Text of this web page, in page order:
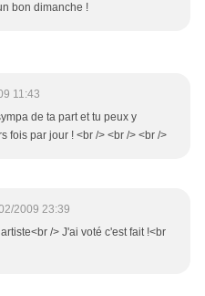
bon dimanche !
11:43
de ta part et tu peux y
fois par jour ! <br /> <br /> <br />
2009 23:39
/> J'ai voté c'est fait !<br